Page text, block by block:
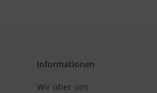
Informationen
Wir über uns